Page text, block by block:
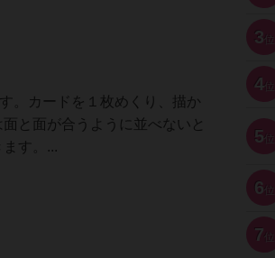
。カードを１枚めくり、描か
と面が合うように並べないと
す。...
3 位
4位
5 位
6 位
7 位